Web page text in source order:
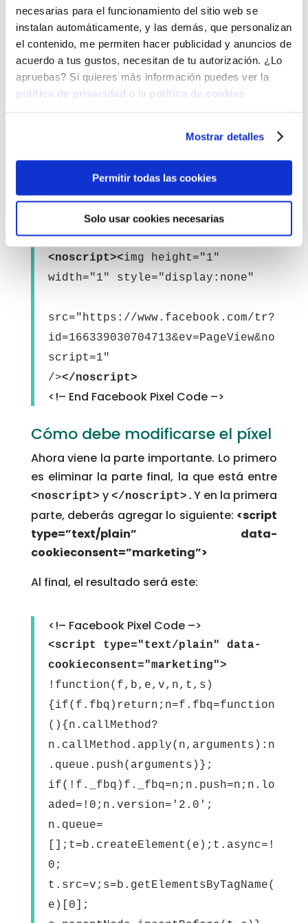
necesarias para el funcionamiento del sitio web se
instalan automáticamente, y las demás, que personalizan
el contenido, me permiten hacer publicidad y anuncios de
acuerdo a tus gustos, necesitan de tu autorización. ¿Lo
apruebas? Si quieres más información puedes ver la
política de privacidad o la política de cookies
Mostrar detalles
Permitir todas las cookies
Solo usar cookies necesarias
t.src=v;s=b.getElementsByTagName(
e)[0];
s.parentNode.insertBefore(t,s)}
(window, document,'script',
'https://connect.facebook.net/en_
US/fbevents.js');
fbq('init', '166339030704713');
fbq('track', 'PageView');
</script>
<noscript><img height="1"
width="1" style="display:none"
src="https://www.facebook.com/tr?
id=166339030704713&ev=PageView&no
script=1"
/></noscript>
<!– End Facebook Pixel Code –>
Cómo debe modificarse el píxel
Ahora viene la parte importante. Lo primero
es eliminar la parte final, la que está entre
<noscript> y </noscript>. Y en la primera
parte, deberás agregar lo siguiente: <script
type=”text/plain” data-
cookieconsent=”marketing”>
Al final, el resultado será este:
<!– Facebook Pixel Code –>
<script type="text/plain" data-
cookieconsent="marketing">
!function(f,b,e,v,n,t,s)
{if(f.fbq)return;n=f.fbq=function
(){n.callMethod?
n.callMethod.apply(n,arguments):n
.queue.push(arguments)};
if(!f._fbq)f._fbq=n;n.push=n;n.lo
aded=!0;n.version='2.0';
n.queue=
[];t=b.createElement(e);t.async=!
0;
t.src=v;s=b.getElementsByTagName(
e)[0];